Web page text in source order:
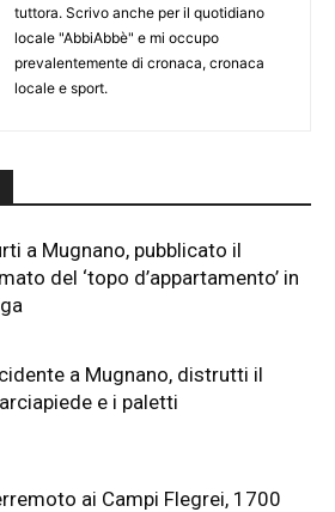
tuttora. Scrivo anche per il quotidiano
locale "AbbiAbbè" e mi occupo
prevalentemente di cronaca, cronaca
locale e sport.
a Mugnano, pubblicato il
del ‘topo d’appartamento’ in
a Mugnano, distrutti il
e i paletti
ai Campi Flegrei, 1700